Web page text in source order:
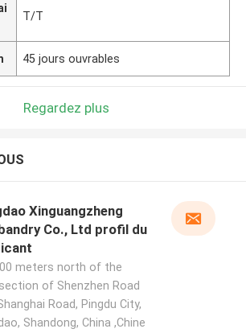
T/T
45 jours ouvrables
Regardez plus
Xinguangzheng
Co., Ltd profil du
meters north of the
of Shenzhen Road
Road, Pingdu City,
Shandong, China ,Chine